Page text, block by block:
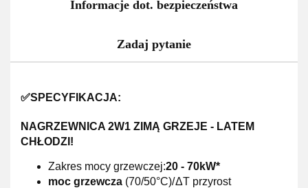
Informacje dot. bezpieczeństwa
Zadaj pytanie
✅SPECYFIKACJA:
NAGRZEWNICA 2W1 ZIMĄ GRZEJE - LATEM
CHŁODZI!
Zakres mocy grzewczej:20 - 70kW*
moc grzewcza (70/50°C)/ ΔT przyrost